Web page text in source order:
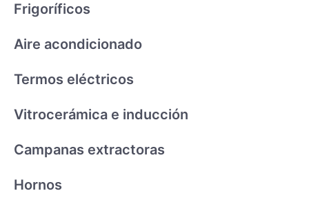
Frigoríficos
Aire acondicionado
Termos eléctricos
Vitrocerámica e inducción
Campanas extractoras
Hornos